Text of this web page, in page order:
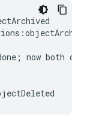
now both